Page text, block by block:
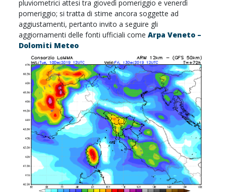
pluviometrici attesi tra giovedì pomeriggio e venerdì
pomeriggio; si tratta di stime ancora soggette ad
aggiustamenti, pertanto invito a seguire gli
aggiornamenti delle fonti ufficiali comeArpa Veneto –
Dolomiti Meteo